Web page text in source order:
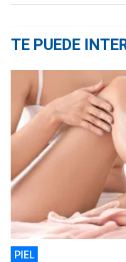
TE PUEDE
PIEL